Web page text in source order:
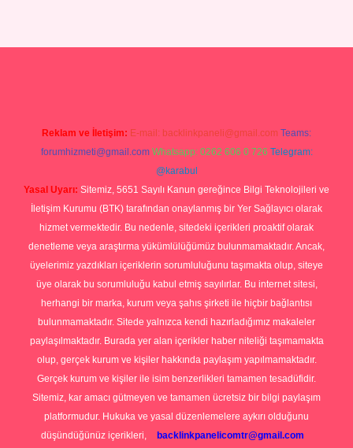
Reklam ve İletişim: E-mail: backlinkpaneli@gmail.com Teams:
forumhizmeti@gmail.com Whatsapp: 0262 606 0 726 Telegram:
@karabul
Yasal Uyarı: Sitemiz, 5651 Sayılı Kanun gereğince Bilgi Teknolojileri ve
İletişim Kurumu (BTK) tarafından onaylanmış bir Yer Sağlayıcı olarak
hizmet vermektedir. Bu nedenle, sitedeki içerikleri proaktif olarak
denetleme veya araştırma yükümlülüğümüz bulunmamaktadır. Ancak,
üyelerimiz yazdıkları içeriklerin sorumluluğunu taşımakta olup, siteye
üye olarak bu sorumluluğu kabul etmiş sayılırlar. Bu internet sitesi,
herhangi bir marka, kurum veya şahıs şirketi ile hiçbir bağlantısı
bulunmamaktadır. Sitede yalnızca kendi hazırladığımız makaleler
paylaşılmaktadır. Burada yer alan içerikler haber niteliği taşımamakta
olup, gerçek kurum ve kişiler hakkında paylaşım yapılmamaktadır.
Gerçek kurum ve kişiler ile isim benzerlikleri tamamen tesadüfidir.
Sitemiz, kar amacı gütmeyen ve tamamen ücretsiz bir bilgi paylaşım
platformudur. Hukuka ve yasal düzenlemelere aykırı olduğunu
düşündüğünüz içerikleri,
backlinkpanelicomtr@gmail.com